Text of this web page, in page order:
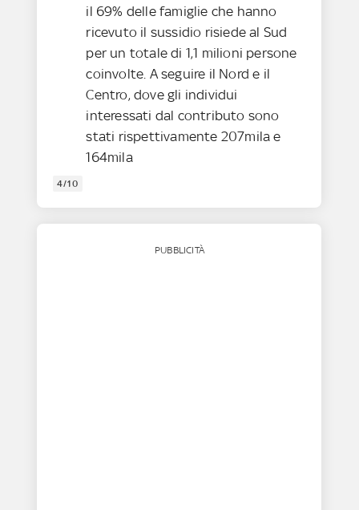
il 69% delle famiglie che hanno
ricevuto il sussidio risiede al Sud
per un totale di 1,1 milioni persone
coinvolte. A seguire il Nord e il
Centro, dove gli individui
interessati dal contributo sono
stati rispettivamente 207mila e
164mila
4/10
PUBBLICITÀ